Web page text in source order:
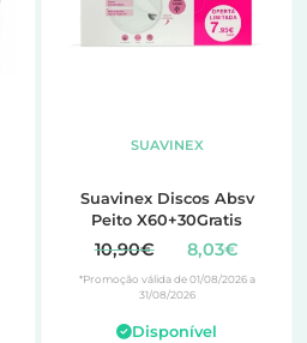
SUAVINEX
Suavinex Discos Absv
Peito X60+30Gratis
10,90€ 8,03€
*Promoção válida de 01/08/2026 a
31/08/2026
Disponível